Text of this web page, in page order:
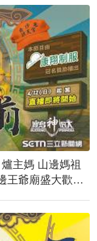
主媽 山邊媽祖
王爺廟盛大歡